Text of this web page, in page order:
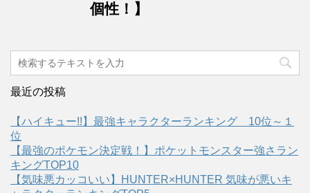
個性！】
最近の投稿
【ハイキュー!!】最強キャラクターランキング 10位～１
位
【最強のポケモン決定戦！】ポケットモンスター強さラン
キングTOP10
【気味悪カッコいい】HUNTER×HUNTER 気味が悪いキ